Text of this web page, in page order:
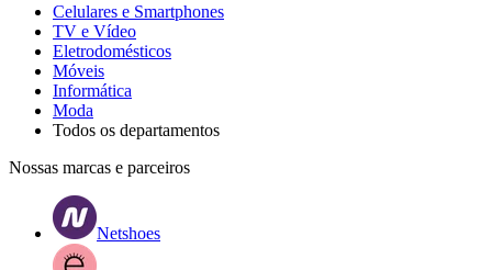
Celulares e Smartphones
TV e Vídeo
Eletrodomésticos
Móveis
Informática
Moda
Todos os departamentos
Nossas marcas e parceiros
Netshoes